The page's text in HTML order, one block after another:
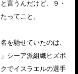
言うんだけど、９・
ってこと。
を馳せていたのは、
シーア派組織ヒズボ
でイスラエルの選手